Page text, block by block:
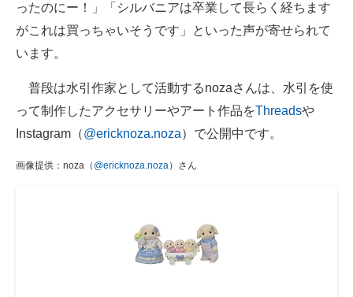
ったのにー！」「シルバニアは卒業して長らく経ちます
がこれは買っちゃいそうです」といった声が寄せられて
います。
普段は水引作家として活動するnozaさんは、水引を使
って制作したアクセサリーやアート作品をThreadsや
Instagram（@ericknoza.noza）で公開中です。
画像提供：noza（ @ericknoza.noza）さん